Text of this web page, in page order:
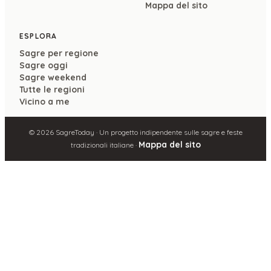
Mappa del sito
ESPLORA
Sagre per regione
Sagre oggi
Sagre weekend
Tutte le regioni
Vicino a me
© 2026SagreToday · Un progetto indipendente sulle sagre e feste
tradizionali italiane · Mappa del sito